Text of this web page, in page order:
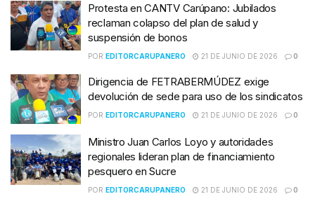
Protesta en CANTV Carúpano: Jubilados
reclaman colapso del plan de salud y
suspensión de bonos
POR EDITORCARUPANERO 21 DE JUNIO DE 2026 0
Dirigencia de FETRABERMÚDEZ exige
devolución de sede para uso de los sindicatos
POR EDITORCARUPANERO 21 DE JUNIO DE 2026 0
Ministro Juan Carlos Loyo y autoridades
regionales lideran plan de financiamiento
pesquero en Sucre
POR EDITORCARUPANERO 21 DE JUNIO DE 2026 0